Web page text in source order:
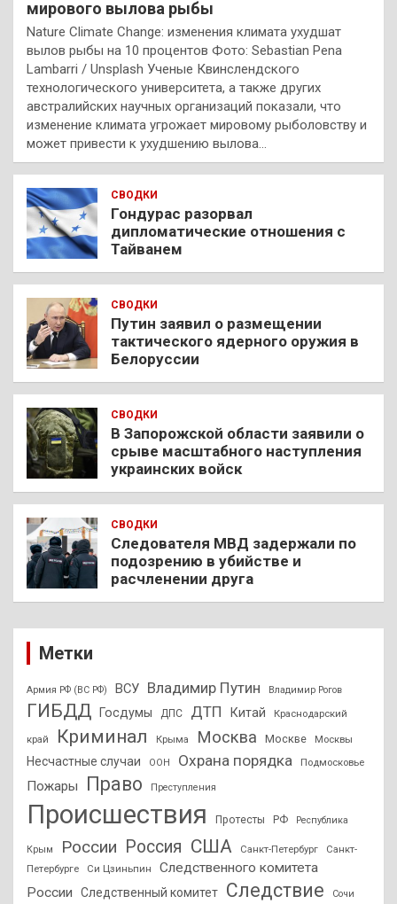
мирового вылова рыбы
Nature Climate Change: изменения климата ухудшат
вылов рыбы на 10 процентов Фото: Sebastian Pena
Lambarri / Unsplash Ученые Квинслендского
технологического университета, а также других
австралийских научных организаций показали, что
изменение климата угрожает мировому рыболовству и
может привести к ухудшению вылова…
СВОДКИ
Гондурас разорвал
дипломатические отношения с
Тайванем
СВОДКИ
Путин заявил о размещении
тактического ядерного оружия в
Белоруссии
СВОДКИ
В Запорожской области заявили о
срыве масштабного наступления
украинских войск
СВОДКИ
Следователя МВД задержали по
подозрению в убийстве и
расчленении друга
Метки
Армия РФ (ВС РФ) ВСУ Владимир Путин Владимир Рогов
ГИБДД Госдумы ДПС ДТП Китай Краснодарский
край Криминал Крыма Москва Москве Москвы
Несчастные случаи ООН Охрана порядка Подмосковье
Пожары Право Преступления
Происшествия Протесты РФ Республика
Крым России Россия США Санкт-Петербург
Санкт-
Петербурге
Си Цзиньпин
Следственного комитета
России
Следственный комитет Следствие Сочи